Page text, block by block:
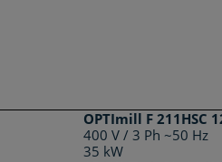
OPTImill F 211HSC
400 V / 3 Ph ~50 Hz
35 kW